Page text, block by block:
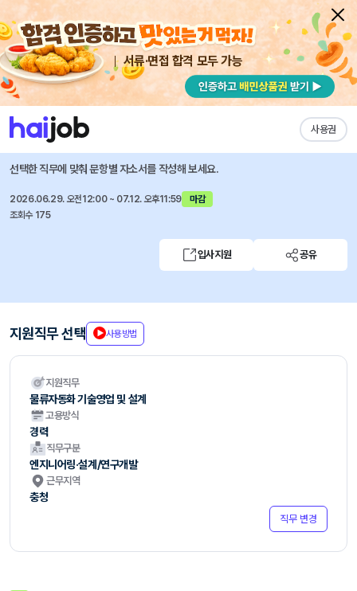
서류·면접 합격 모두 가능
사용권
채용공고 자소서 자유항목 자소서 내 작성목록
DRB동일 즐겨찾기
2026년 3분기 신입 및 경력사원 채용
선택한 직무에 맞춰 문항별 자소서를 작성해 보세요.
2026.06.29. 오전12:00 ~ 07.12. 오후11:59
마감
조회수 175
입사지원 공유
지원직무 선택 사용방법
지원직무
물류자동화 기술영업 및 설계
고용방식
경력
직무구분
엔지니어링·설계/연구개발
근무지역
충청
직무 변경